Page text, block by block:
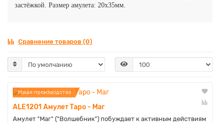
застёжкой. Размер амулета: 20х35мм.
Сравнение товаров (0)
Наше производство
ALE1201 Амулет Таро - Маг
Амулет "Маг" ("Волшебник") побуждает к активным действиям